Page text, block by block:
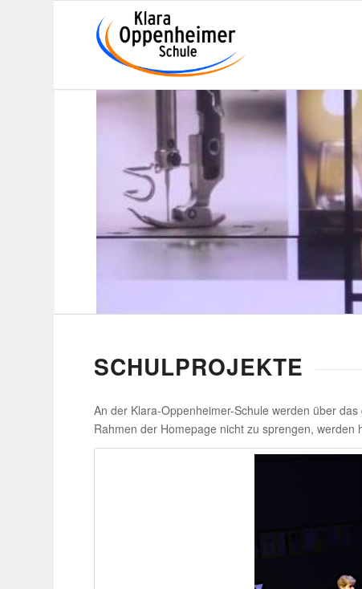
SCHUL­PRO­JEKTE
An der Klara-Oppen­heimer-Schule werden über
Rahmen der Home­page nicht zu sprengen,